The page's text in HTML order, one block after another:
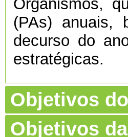
Organismos,
(PAs) anuais,
decurso do
estratégicas.
Objetivos
Objetivos